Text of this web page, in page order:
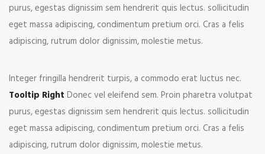
purus, egestas dignissim sem hendrerit quis lectus. sollicitudin
eget massa adipiscing, condimentum pretium orci. Cras a felis
adipiscing, rutrum dolor dignissim, molestie metus.
Integer fringilla hendrerit turpis, a commodo erat luctus nec.
Tooltip Right Donec vel eleifend sem. Proin pharetra volutpat
purus, egestas dignissim sem hendrerit quis lectus. sollicitudin
eget massa adipiscing, condimentum pretium orci. Cras a felis
adipiscing, rutrum dolor dignissim, molestie metus.